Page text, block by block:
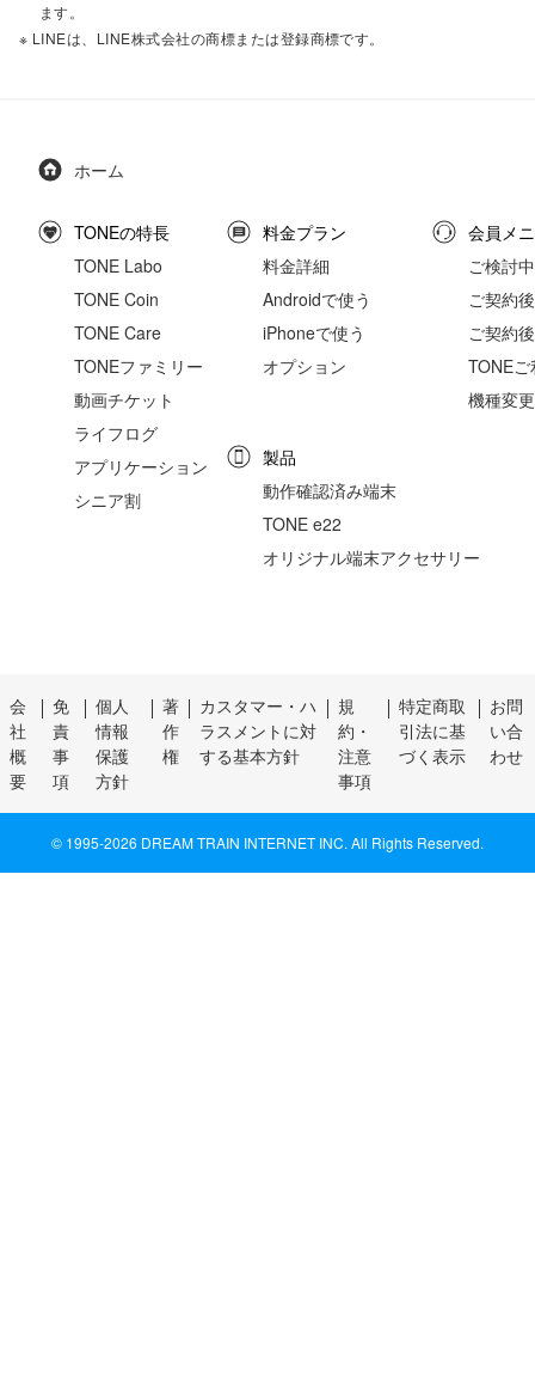
ます。
※ LINEは、LINE株式会社の商標または登録商標です。
ホーム
TONEの特長
TONE Labo
TONE Coin
TONE Care
TONEファミリー
動画チケット
ライフログ
アプリケーション
シニア割
料金プラン
料金詳細
Androidで使う
iPhoneで使う
オプション
製品
動作確認済み端末
TONE e22
オリジナル端末アクセサリー
会員メ
ご検討
ご契約
ご契約
TONE
機種変
会
社
概
要
免
責
事
項
個人
情報
保護
方針
著
作
権
カスタマー・ハ
ラスメントに対
する基本方針
規
約・
注意
事項
特定商取
引法に基
づく表示
お問
い合
わせ
© 1995-2026 DREAM TRAIN INTERNET INC. All Rights Reserved.